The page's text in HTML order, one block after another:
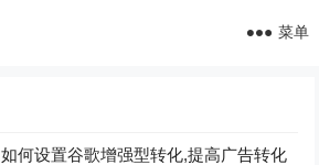
菜单
如何设置谷歌增强型转化,提高广告转化